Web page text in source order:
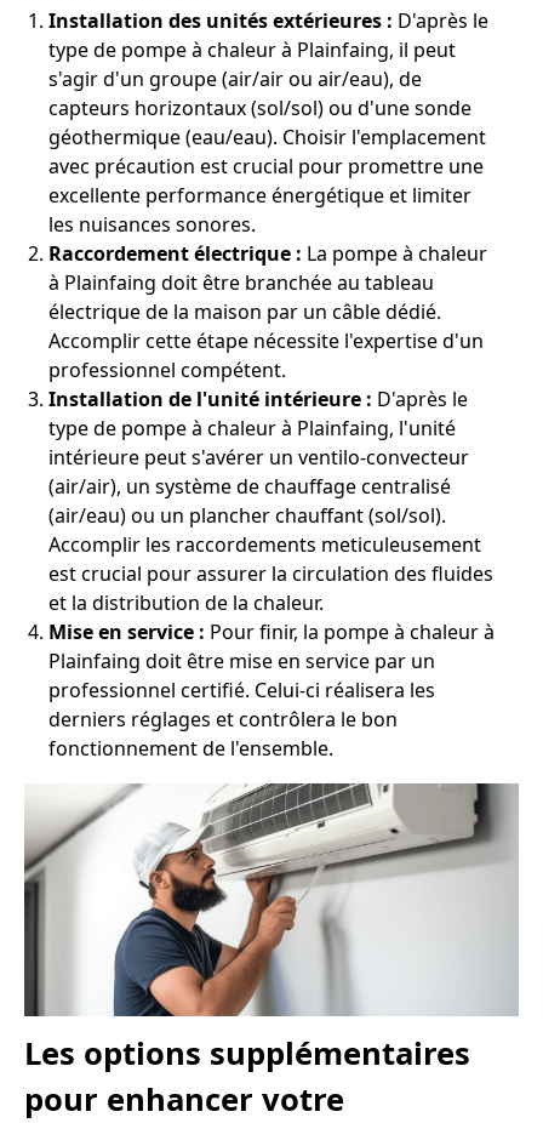
Installation des unités extérieures : D'après le
type de pompe à chaleur à Plainfaing, il peut
s'agir d'un groupe (air/air ou air/eau), de
capteurs horizontaux (sol/sol) ou d'une sonde
géothermique (eau/eau). Choisir l'emplacement
avec précaution est crucial pour promettre une
excellente performance énergétique et limiter
les nuisances sonores.
Raccordement électrique : La pompe à chaleur
à Plainfaing doit être branchée au tableau
électrique de la maison par un câble dédié.
Accomplir cette étape nécessite l'expertise d'un
professionnel compétent.
Installation de l'unité intérieure : D'après le
type de pompe à chaleur à Plainfaing, l'unité
intérieure peut s'avérer un ventilo-convecteur
(air/air), un système de chauffage centralisé
(air/eau) ou un plancher chauffant (sol/sol).
Accomplir les raccordements meticuleusement
est crucial pour assurer la circulation des fluides
et la distribution de la chaleur.
Mise en service : Pour finir, la pompe à chaleur à
Plainfaing doit être mise en service par un
professionnel certifié. Celui-ci réalisera les
derniers réglages et contrôlera le bon
fonctionnement de l'ensemble.
Les options supplémentaires
pour enhancer votre